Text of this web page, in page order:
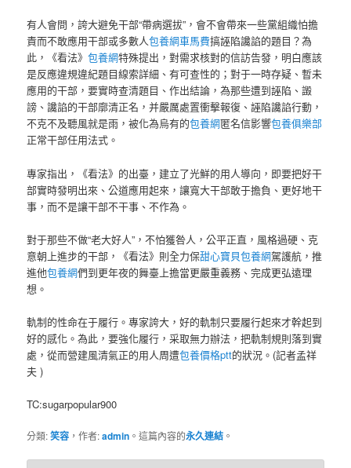
有人會問，誇大避免干部“帶病選拔”，會不會帶來一些黨組織怕擔
責而不敢應用干部或多數人包養網車馬費搞誣陷讒諂的題目？為
此，《看法》包養網特殊提出，對需求核對的信訪告發，明白應該
是反應違規違紀題目線索詳細、有可查性的；對于一時存疑、暫未
應用的干部，要實時查清題目、作出結論，為那些遭到誣陷、譭
謗、讒諂的干部廓清正名，并嚴厲處置衝擊報復、誣陷讒諂行動，
不克不及聽風就是雨，被化為烏有的包養網匿名信影響包養俱樂部
正常干部任用法式。
專家指出，《看法》的出臺，建立了光鮮的用人導向，即要把好干
部實時發明出來、公道應用起來，讓寬大干部敢于擔負、更好地干
事，而不是讓干部不干事、不作為。
對于那些不做“老大好人”，不怕獲咎人，公平正直，風格過硬、克
意朝上進步的干部，《看法》則全力保甜心寶貝包養網駕護航，推
進他包養網們到更年夜的舞臺上擔當更嚴重義務、完成更弘遠理
想。
軌制的性命在于履行。專家誇大，好的軌制只要履行起來才幹起到
好的感化。為此，要強化履行，采取無力辦法，把軌制規則落到實
處，從而營建風清氣正的用人周遭包養價格ptt的狀況。(記者孟祥
夫 )
TC:sugarpopular900
分類:笑容 ，作者:admin 。這篇內容的永久連結 。